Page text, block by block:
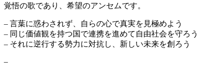
覚悟の歌であり、希望のアンセムです。
– 言葉に惑わされず、自らの心で真実を見極めよう
– 同じ価値観を持つ国で連携を進めて自由社会を守ろう
– それに逆行する勢力に対抗し、新しい未来を創ろう
–